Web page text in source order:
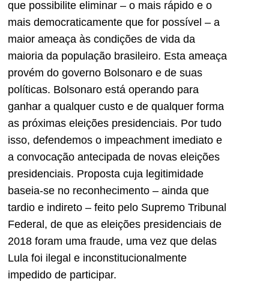
que possibilite eliminar – o mais rápido e o
mais democraticamente que for possível – a
maior ameaça às condições de vida da
maioria da população brasileiro. Esta ameaça
provém do governo Bolsonaro e de suas
políticas. Bolsonaro está operando para
ganhar a qualquer custo e de qualquer forma
as próximas eleições presidenciais. Por tudo
isso, defendemos o impeachment imediato e
a convocação antecipada de novas eleições
presidenciais. Proposta cuja legitimidade
baseia-se no reconhecimento – ainda que
tardio e indireto – feito pelo Supremo Tribunal
Federal, de que as eleições presidenciais de
2018 foram uma fraude, uma vez que delas
Lula foi ilegal e inconstitucionalmente
impedido de participar.